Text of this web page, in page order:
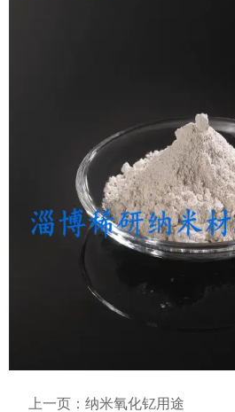
上一页：纳米氧化钇用途